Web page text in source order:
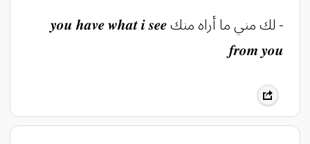
- لك مني ما أراه منك 𝒚𝒐𝒖 𝒉𝒂𝒗𝒆 𝒘𝒉𝒂𝒕 𝒊 𝒔𝒆𝒆
𝒇𝒓𝒐𝒎 𝒚𝒐𝒖